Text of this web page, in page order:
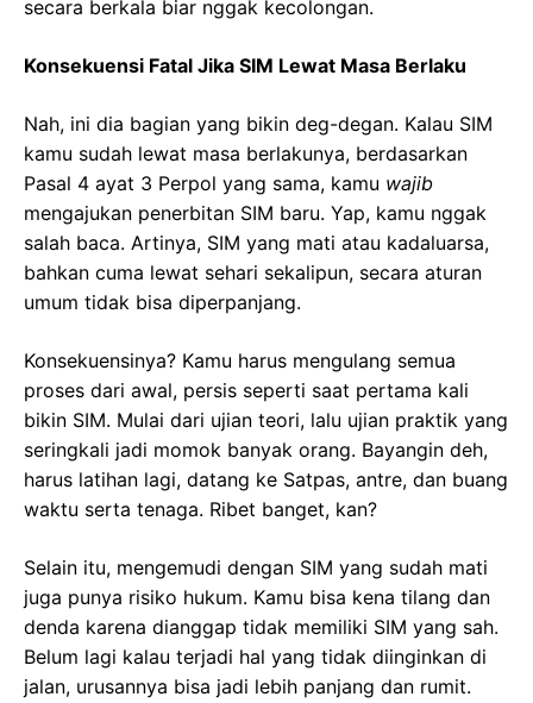
secara berkala biar nggak kecolongan.
Konsekuensi Fatal Jika SIM Lewat Masa Berlaku
Nah, ini dia bagian yang bikin deg-degan. Kalau SIM
kamu sudah lewat masa berlakunya, berdasarkan
Pasal 4 ayat 3 Perpol yang sama, kamu wajib
mengajukan penerbitan SIM baru. Yap, kamu nggak
salah baca. Artinya, SIM yang mati atau kadaluarsa,
bahkan cuma lewat sehari sekalipun, secara aturan
umum tidak bisa diperpanjang.
Konsekuensinya? Kamu harus mengulang semua
proses dari awal, persis seperti saat pertama kali
bikin SIM. Mulai dari ujian teori, lalu ujian praktik yang
seringkali jadi momok banyak orang. Bayangin deh,
harus latihan lagi, datang ke Satpas, antre, dan buang
waktu serta tenaga. Ribet banget, kan?
Selain itu, mengemudi dengan SIM yang sudah mati
juga punya risiko hukum. Kamu bisa kena tilang dan
denda karena dianggap tidak memiliki SIM yang sah.
Belum lagi kalau terjadi hal yang tidak diinginkan di
jalan, urusannya bisa jadi lebih panjang dan rumit.